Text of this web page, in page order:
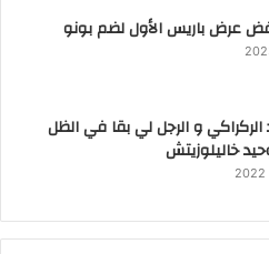
عرض باريس الأول لضم بونو
و الرجل لي بقا في الظل
خاليلوزيتش